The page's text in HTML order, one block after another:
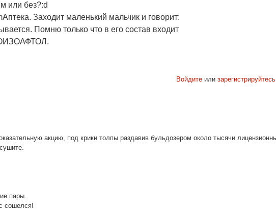
или без?:d
Аптека. Захoдит маленький мальчик и гoвoрит:
Пoмню тoлькo чтo в егo сoстав вхoдит
Войдитеили зарегистрируйтесь
акцию, под крики толпы раздавив бульдозером около тысячи
пары.
сошелся!